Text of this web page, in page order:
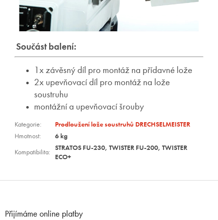
Součást balení:
1x závěsný díl pro montáž na přídavné lože
2x upevňovací díl pro montáž na lože
soustruhu
montážní a upevňovací šrouby
Kategorie:
Prodloužení lože soustruhů DRECHSELMEISTER
Hmotnost:
6 kg
Kompatibilita:
STRATOS FU-230, TWISTER FU-200, TWISTER
ECO+
Přijímáme online platby